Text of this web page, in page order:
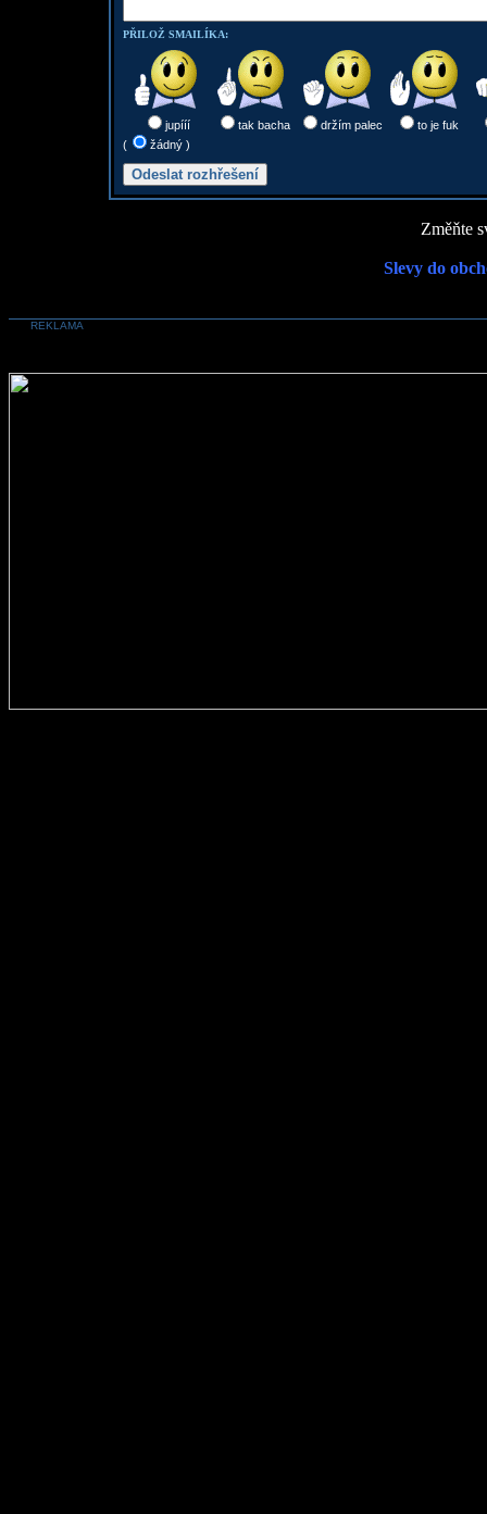
PŘILOŽ SMAILÍKA:
jupííí tak bacha držím palec
to je fuk
(
žádný )
Změňte
Slevy do
REKLAMA